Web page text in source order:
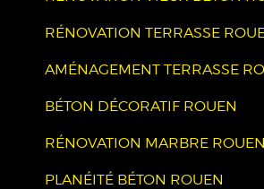
RÉNOVATION TERRASSE
AMÉNAGEMENT TERRASSE
BÉTON DÉCORATIF ROUEN
RÉNOVATION MARBRE ROUEN
PLANÉITÉ BÉTON ROUEN